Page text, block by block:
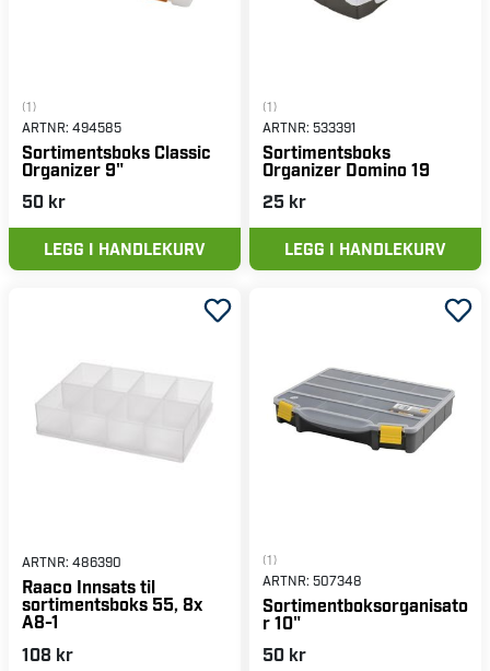
(1)
ARTNR: 494585
Sortimentsboks Classic
Organizer 9"
50 kr
LEGG I HANDLEKURV
(1)
ARTNR: 533391
Sortimentsboks
Organizer Domino 19
25 kr
LEGG I HANDLEKURV
ARTNR: 486390
Raaco Innsats til
sortimentsboks 55, 8x
A8-1
108 kr
(1)
ARTNR: 507348
Sortimentboksorganisato
r 10"
50 kr